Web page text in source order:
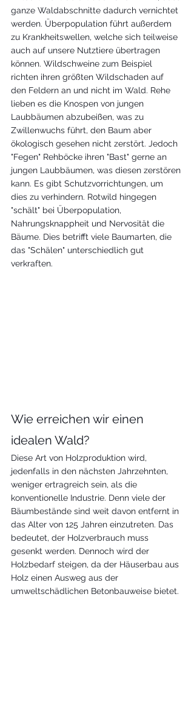
ganze Waldabschnitte dadurch vernichtet
werden. Überpopulation führt außerdem
zu Krankheitswellen, welche sich teilweise
auch auf unsere Nutztiere übertragen
können. Wildschweine zum Beispiel
richten ihren größten Wildschaden auf
den Feldern an und nicht im Wald. Rehe
lieben es die Knospen von jungen
Laubbäumen abzubeißen, was zu
Zwillenwuchs führt, den Baum aber
ökologisch gesehen nicht zerstört. Jedoch
"Fegen" Rehböcke ihren "Bast" gerne an
jungen Laubbäumen, was diesen zerstören
kann. Es gibt Schutzvorrichtungen, um
dies zu verhindern. Rotwild hingegen
"schält" bei Überpopulation,
Nahrungsknappheit und Nervosität die
Bäume. Dies betrifft viele Baumarten, die
das "Schälen" unterschiedlich gut
verkraften.
Wie erreichen wir einen
idealen Wald?
Diese Art von Holzproduktion wird,
jedenfalls in den nächsten Jahrzehnten,
weniger ertragreich sein, als die
konventionelle Industrie. Denn viele der
Bäumbestände sind weit davon entfernt in
das Alter von 125 Jahren einzutreten. Das
bedeutet, der Holzverbrauch muss
gesenkt werden. Dennoch wird der
Holzbedarf steigen, da der Häuserbau aus
Holz einen Ausweg aus der
umweltschädlichen Betonbauweise bietet.